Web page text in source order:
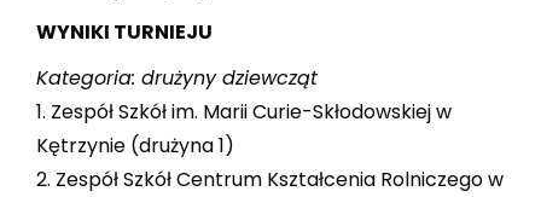
WYNIKI TURNIEJU
Kategoria: drużyny dziewcząt
1. Zespół Szkół im. Marii Curie-Skłodowskiej w
Kętrzynie (drużyna 1)
2. Zespół Szkół Centrum Kształcenia Rolniczego w